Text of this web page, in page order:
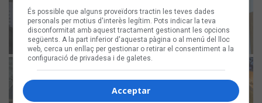
És possible que alguns proveïdors tractin les teves dades
personals per motius d'interès legítim. Pots indicar la teva
disconformitat amb aquest tractament gestionant les opcions
següents. A la part inferior d'aquesta pàgina o al menú del lloc
web, cerca un enllaç per gestionar o retirar el consentiment a la
configuració de privadesa i de galetes.
Acceptar